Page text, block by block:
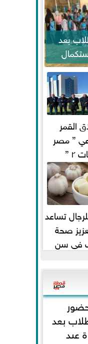
بعد
القمر
” مصر
٢ ”
تساعد
صحة
فى سن
بعد
عيد